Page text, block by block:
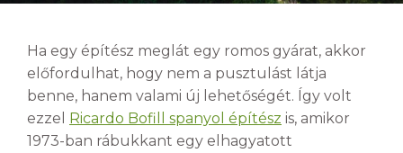
Ha egy építész meglát egy romos gyárat, akkor
előfordulhat, hogy nem a pusztulást látja
benne, hanem valami új lehetőségét. Így volt
ezzel Ricardo Bofill spanyol építész is, amikor
1973-ban rábukkant egy elhagyatott